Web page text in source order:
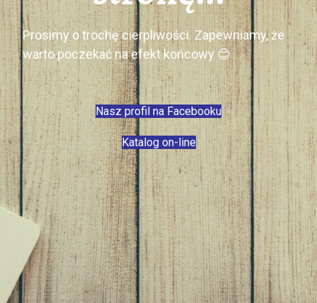
Prosimy o trochę cierpliwości. Zapewniamy, że
warto poczekać na efekt końcowy 😊
Nasz profil na Facebooku
Katalog on-line